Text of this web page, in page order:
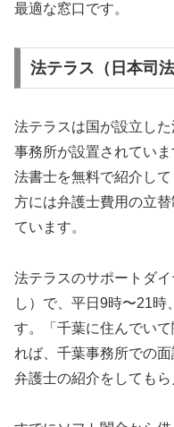
最適な窓口です。
法テラス（日本司
法テラスは国が設立し
事務所が設置されてい
法書士を無料で紹介し
方には弁護士費用の立
ています。
法テラスのサポートダ
し）で、平日9時〜21時
す。「千葉に住んでい
れば、千葉事務所での
弁護士の紹介をしてもら